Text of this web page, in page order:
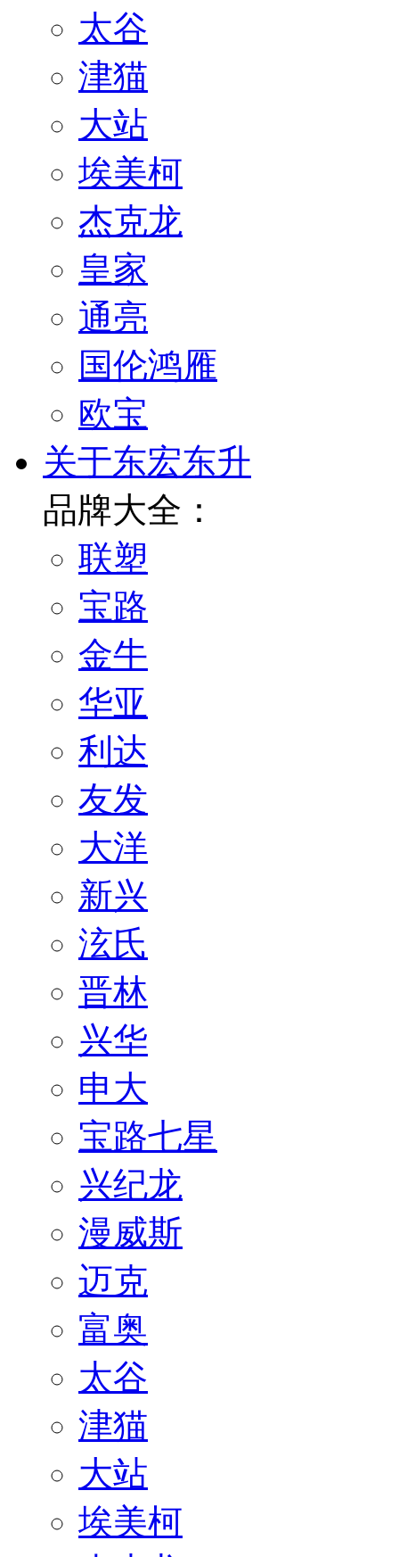
太谷
津猫
大站
埃美柯
杰克龙
皇家
通亮
国伦鸿雁
欧宝
关于东宏东升
品牌大全：
联塑
宝路
金牛
华亚
利达
友发
大洋
新兴
泫氏
晋林
兴华
申大
宝路七星
兴纪龙
漫威斯
迈克
富奥
太谷
津猫
大站
埃美柯